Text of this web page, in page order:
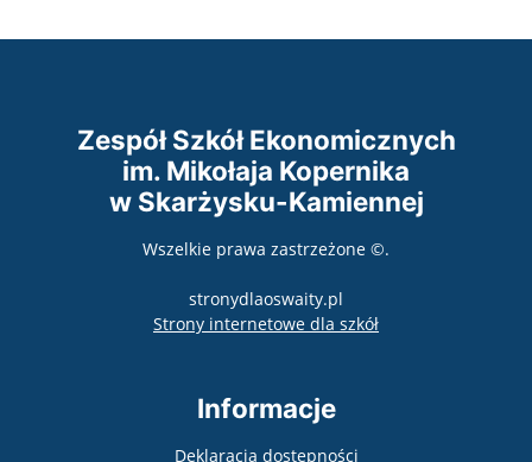
Zespół Szkół Ekonomicznych
im. Mikołaja Kopernika
w Skarżysku-Kamiennej
Wszelkie prawa zastrzeżone ©.
stronydlaoswaity.pl
Strony internetowe dla szkółotwiera się w
Informacje
Deklaracja dostepności